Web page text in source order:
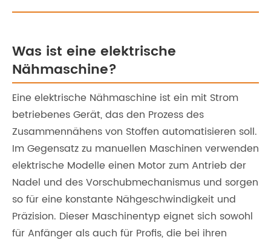
Was ist eine elektrische
Nähmaschine?
Eine elektrische Nähmaschine ist ein mit Strom
betriebenes Gerät, das den Prozess des
Zusammennähens von Stoffen automatisieren soll.
Im Gegensatz zu manuellen Maschinen verwenden
elektrische Modelle einen Motor zum Antrieb der
Nadel und des Vorschubmechanismus und sorgen
so für eine konstante Nähgeschwindigkeit und
Präzision. Dieser Maschinentyp eignet sich sowohl
für Anfänger als auch für Profis, die bei ihren